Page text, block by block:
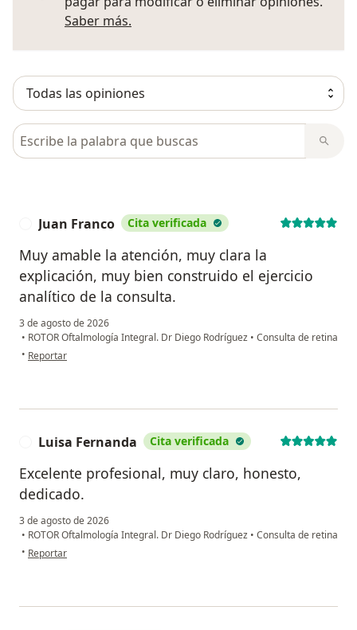
Saber más.
Busca en opiniones
Juan Franco Cita verificada
Muy amable la atención, muy clara la
explicación, muy bien construido el ejercicio
analítico de la consulta.
3 de agosto de 2026
• ROTOR Oftalmología Integral. Dr Diego Rodríguez • Consulta de retina
• en opinión del usuario Juan Franco
Reportar
Luisa Fernanda Cita verificada
Excelente profesional, muy claro, honesto,
dedicado.
3 de agosto de 2026
• ROTOR Oftalmología Integral. Dr Diego Rodríguez • Consulta de retina
• en opinión del usuario Luisa Fernanda
Reportar